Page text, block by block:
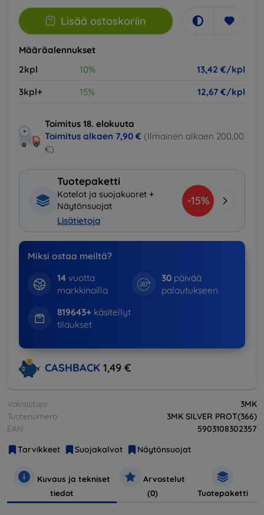
Lisää ostoskoriin
Määräalennukset
2kpl
10%
13,42 €/kpl
3kpl+
15% 12,67 €/kpl
Toimitus 18. elokuuta
Toimitus alkaen 7,90 € (Ilmainen alkaen 200,00
€)
Tuotepaketti
Kotelot ja suojakuoret +
Näytönsuojat
Lisätietoja
-15%
Miksi ostaa meiltä?
14vuotta
markkinoilla
30 päivää
palautukseen
819643+käsitellyt
tilaukset
CASHBACK 1,49 €
Valmistaja
3MK
Tuotenumero
3MK SILVER PROT(366)
EAN
5903108302357
Tarvikkeet
Suojakalvot Näytönsuojat
Kuvaus ja tekniset
tiedot
Arvostelut
(0)
Tuotepaketti